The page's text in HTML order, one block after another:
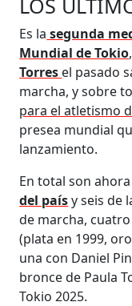
LOS
Es la segunda
Mundial de Tokio
Torres el pasado
marcha, y sobre
para el atletismo
presea mundial
lanzamiento.
En total son
del paísy seis de
de marcha,
(plata en 1999,
una con Daniel
bronce de Paula
Tokio 2025.